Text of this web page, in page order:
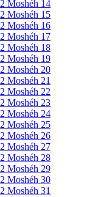
2 Moshéh 14
2 Moshéh 15
2 Moshéh 16
2 Moshéh 17
2 Moshéh 18
2 Moshéh 19
2 Moshéh 20
2 Moshéh 21
2 Moshéh 22
2 Moshéh 23
2 Moshéh 24
2 Moshéh 25
2 Moshéh 26
2 Moshéh 27
2 Moshéh 28
2 Moshéh 29
2 Moshéh 30
2 Moshéh 31